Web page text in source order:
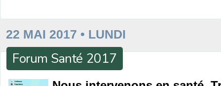
22 MAI 2017 • LUNDI
Forum Santé 2017